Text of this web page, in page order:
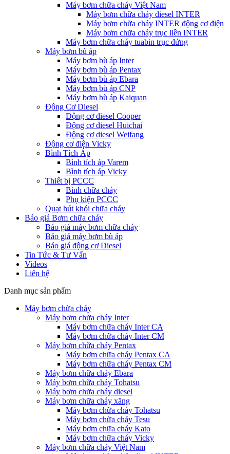
Máy bơm chữa cháy Việt Nam
Máy bơm chữa cháy diesel INTER
Máy bơm chữa cháy INTER động cơ điện
Máy bơm chữa cháy trục liền INTER
Máy bơm chữa cháy tuabin trục đứng
Máy bơm bù áp
Máy bơm bù áp Inter
Máy bơm bù áp Pentax
Máy bơm bù áp Ebara
Máy bơm bù áp CNP
Máy bơm bù áp Kaiquan
Động Cơ Diesel
Động cơ diesel Cooper
Động cơ diesel Huichai
Động cơ diesel Weifang
Động cơ điện Vicky
Bình Tích Áp
Bình tích áp Varem
Bình tích áp Vicky
Thiết bị PCCC
Bình chữa cháy
Phụ kiện PCCC
Quạt hút khói chữa cháy
Báo giá Bơm chữa cháy
Báo giá máy bơm chữa cháy
Báo giá máy bơm bù áp
Báo giá động cơ Diesel
Tin Tức & Tư Vấn
Videos
Liên hệ
Danh mục sản phẩm
Máy bơm chữa cháy
Máy bơm chữa cháy Inter
Máy bơm chữa cháy Inter CA
Máy bơm chữa cháy Inter CM
Máy bơm chữa cháy Pentax
Máy bơm chữa cháy Pentax CA
Máy bơm chữa cháy Pentax CM
Máy bơm chữa cháy Ebara
Máy bơm chữa cháy Tohatsu
Máy bơm chữa cháy diesel
Máy bơm chữa cháy xăng
Máy bơm chữa cháy Tohatsu
Máy bơm chữa cháy Tesu
Máy bơm chữa cháy Kato
Máy bơm chữa cháy Vicky
Máy bơm chữa cháy Việt Nam